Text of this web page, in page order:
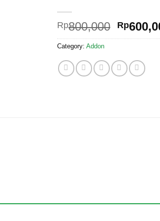
Rp800,000
price
Rp
Category: Addon